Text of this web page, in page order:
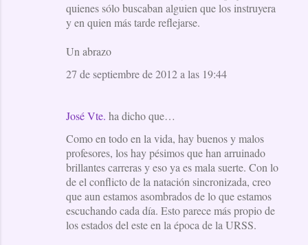
quienes sólo buscaban alguien que los instruyera
y en quien más tarde reflejarse.
Un abrazo
27 de septiembre de 2012 a las 19:44
José Vte. ha dicho que…
Como en todo en la vida, hay buenos y malos
profesores, los hay pésimos que han arruinado
brillantes carreras y eso ya es mala suerte. Con lo
de el conflicto de la natación sincronizada, creo
que aun estamos asombrados de lo que estamos
escuchando cada día. Esto parece más propio de
los estados del este en la época de la URSS.